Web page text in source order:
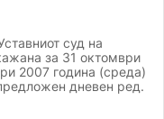
суд на
за 31 октомври
2007 година (среда)
дневен ред.